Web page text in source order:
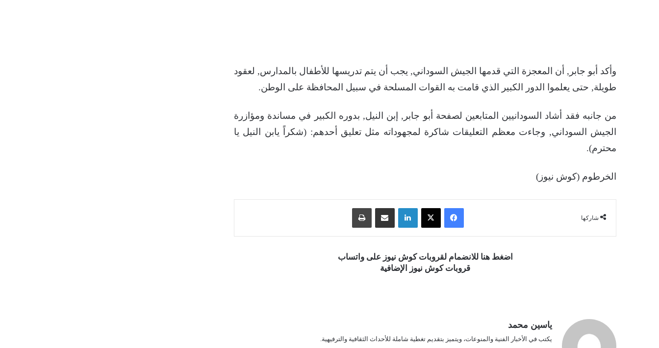
وأكد أبو جابر, أن المعجزة التي قدمها الجيش السوداني, يجب أن يتم تدريسها للأطفال بالمدارس, لعقود
طويلة, حتى يعلموا الدور الكبير الذي قامت به القوات المسلحة في سبيل المحافظة على الوطن.
من جانبه فقد أشاد السودانيين المتابعين لصفحة أبو جابر, إبن النيل, بدوره الكبير في مساندة ومؤازرة
الجيش السوداني, وجاءت معظم التعليقات شاكرة لمجهوداته مثل تعليق أحدهم: (شكراً يابن النيل يا
محترم).
الخرطوم (كوش نيوز)
شاركها
فيسبوك ‫X لينكدإن مشاركة عبر البريد
اضغط هنا للانضمام لقروبات كوش نيوز على واتساب
قروبات كوش نيوز الإضافية
ياسين محمد
يكتب في الأخبار الفنية والمنوعات، ويتميز بتقديم تغطية شاملة للأحداث الثقافية والترفيهية.